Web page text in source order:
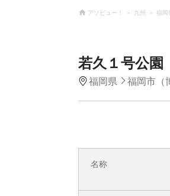
アソビュー！ 九州 福岡
若久１号公園
福岡県 福岡市（
名称